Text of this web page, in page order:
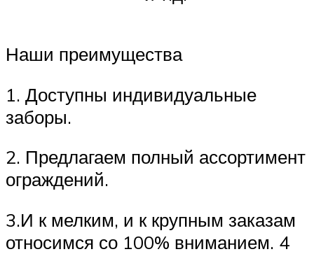
Наши преимущества
1. Доступны индивидуальные
заборы.
2. Предлагаем полный ассортимент
ограждений.
3.И к мелким, и к крупным заказам
относимся со 100% вниманием. 4